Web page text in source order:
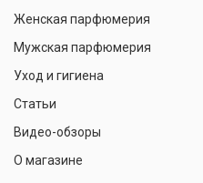
Женская парфюмерия
Мужская парфюмерия
Уход и гигиена
Статьи
Видео-обзоры
О магазине